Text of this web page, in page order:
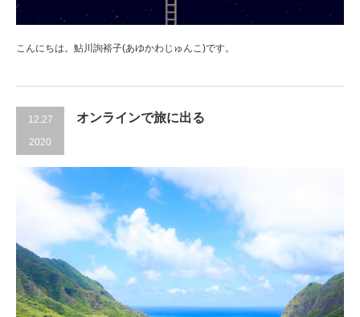
こんにちは。鮎川詢裕子(あゆかわじゅんこ)です。
12.27
2020
オンラインで旅に出る